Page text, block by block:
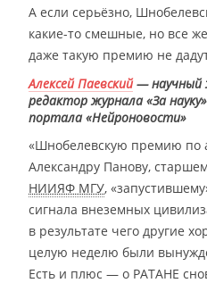
А если серьёзно,
какие-то смешные, но все
даже такую премию не
Алексей Паевский— научный
редактор журнала «За
портала «Нейроновости»
«Шнобелевскую премию по
Александру Панову,
НИИЯФ МГУ,
сигнала внеземных
в результате чего другие
целую неделю были
Есть и плюс — о РАТАНЕ